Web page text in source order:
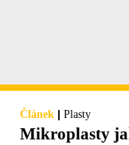
Článek | Plasty
Mikroplasty